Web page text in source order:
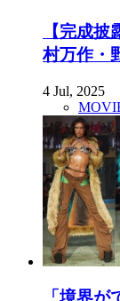
【完成
村万作・
4 Jul, 2025